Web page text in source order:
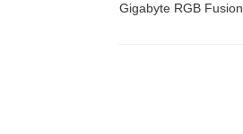
Gigabyte RGB Fusion